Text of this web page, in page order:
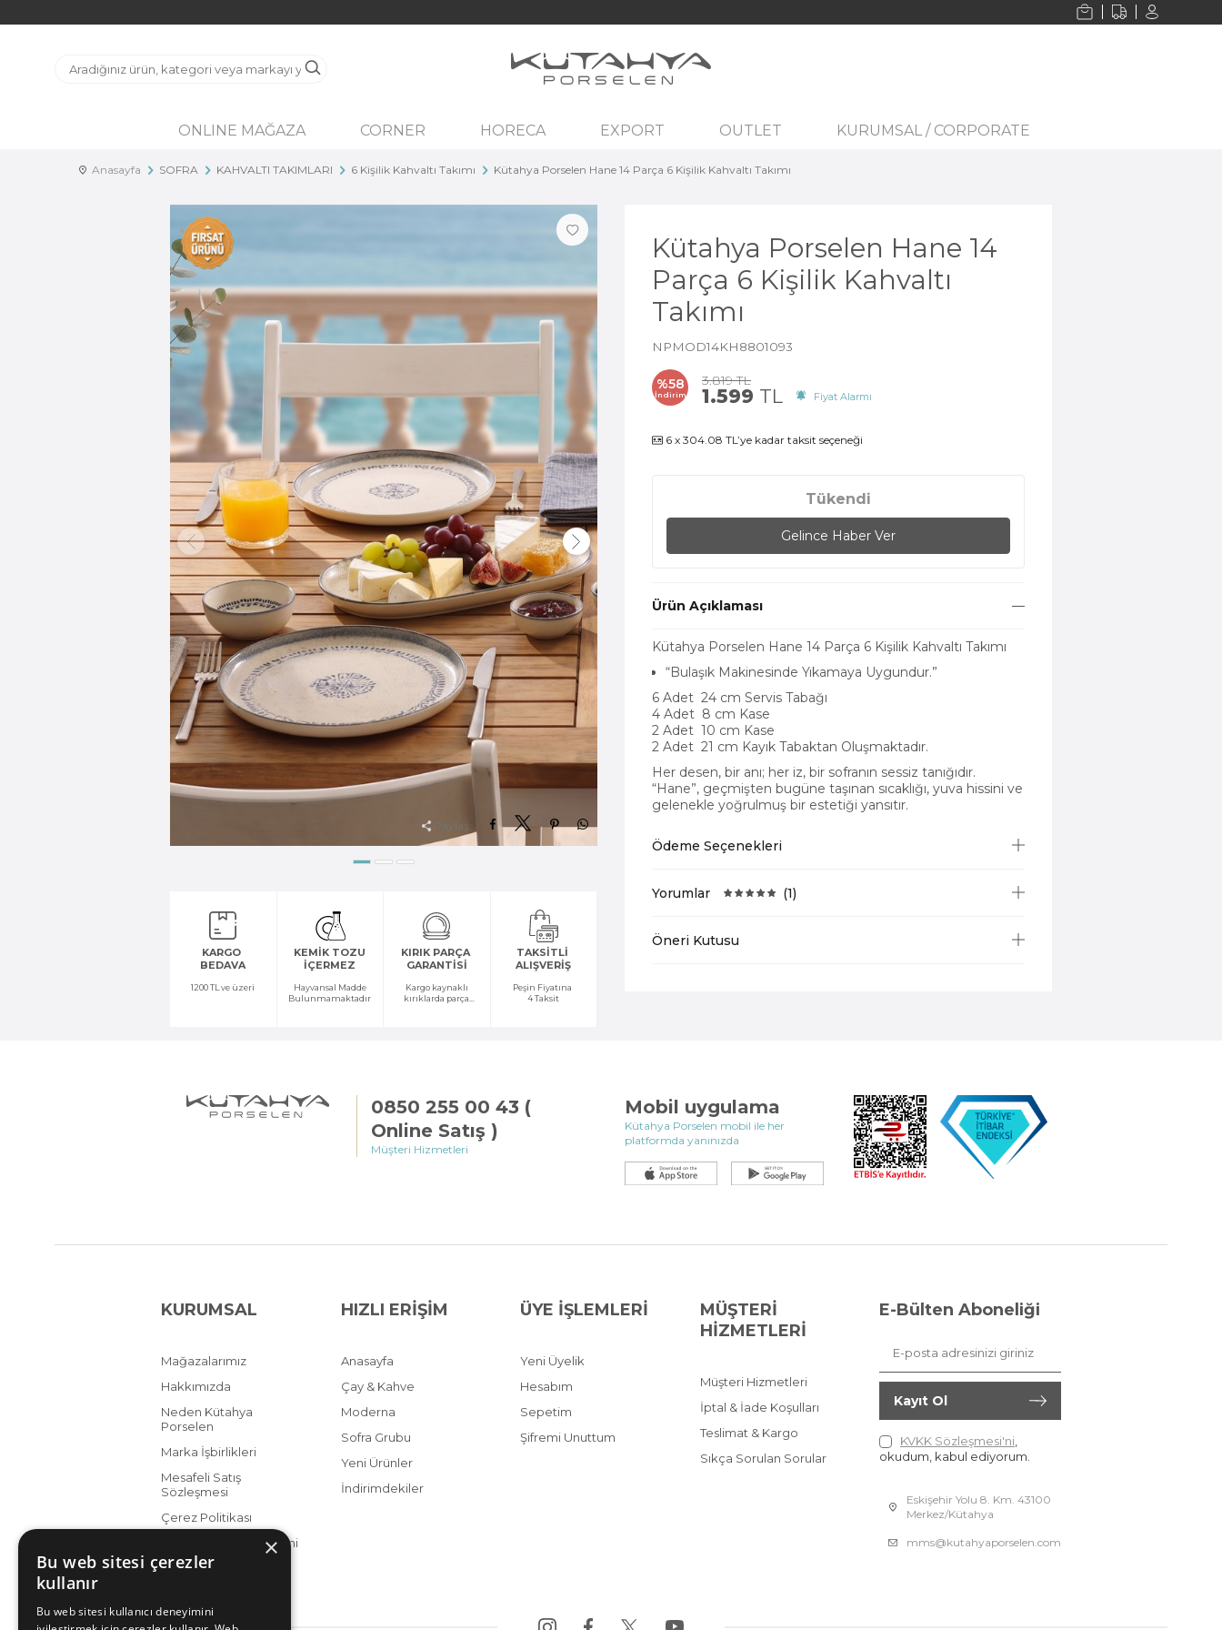
ONLINE MAĞAZA CORNER HORECA EXPORT OUTLET KURUMSAL / CORPORATE
Anasayfa SOFRA KAHVALTI TAKIMLARI 6 Kişilik Kahvaltı Takımı Kütahya Porselen Hane 14 Parça 6 Kişilik Kahvaltı Takımı
Paylaş:
KARGO
BEDAVA
1200 TL ve üzeri
KEMİK TOZU
İÇERMEZ
Hayvansal Madde
Bulunmamaktadır
KIRIK PARÇA
GARANTİSİ
Kargo kaynaklı
kırıklarda parça
TAKSİTLİ
ALIŞVERİŞ
Peşin Fiyatına
4 Taksit
Kütahya Porselen Hane 14
Parça 6 Kişilik Kahvaltı
Takımı
NPMOD14KH8801093
%58
İndirim
3.819TL
1.599 TL Fiyat Alarmı
6 x 304.08 TL’ye kadar taksit seçeneği
Tükendi
Gelince Haber Ver
Ürün Açıklaması
Kütahya Porselen Hane 14 Parça 6 Kişilik Kahvaltı Takımı
“Bulaşık Makinesinde Yıkamaya Uygundur.”
6 Adet 24 cm Servis Tabağı
4 Adet 8 cm Kase
2 Adet 10 cm Kase
2 Adet 21 cm Kayık Tabaktan Oluşmaktadır.
Her desen, bir anı; her iz, bir sofranın sessiz tanığıdır.
“Hane”, geçmişten bugüne taşınan sıcaklığı, yuva hissini ve
gelenekle yoğrulmuş bir estetiği yansıtır.
Ödeme Seçenekleri
Yorumlar (1)
Öneri Kutusu
0850 255 00 43 (
Online Satış )
Müşteri Hizmetleri
Mobil uygulama
Kütahya Porselen mobil ile her
platformda yanınızda
KURUMSAL
Mağazalarımız
Hakkımızda
Neden Kütahya
Porselen
Marka İşbirlikleri
Mesafeli Satış
Sözleşmesi
Çerez Politikası
KVKK Aydınlatma Metni
HIZLI ERİŞİM
Anasayfa
Çay & Kahve
Moderna
Sofra Grubu
Yeni Ürünler
İndirimdekiler
ÜYE İŞLEMLERİ
Yeni Üyelik
Hesabım
Sepetim
Şifremi Unuttum
MÜŞTERİ
HİZMETLERİ
Müşteri Hizmetleri
İptal & İade Koşulları
Teslimat & Kargo
Sıkça Sorulan Sorular
E-Bülten Aboneliği
Kayıt Ol
KVKK Sözleşmesi'ni
okudum, kabul ediyorum.
Eskişehir Yolu 8. Km. 43100
Merkez/Kütahya
mms@kutahyaporselen.com
×
Bu web sitesi çerezler
kullanır
Bu web sitesi kullanıcı deneyimini